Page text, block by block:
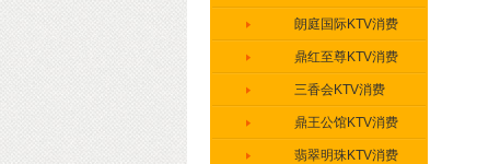
朗庭国际KTV消费
鼎红至尊KTV消费
三香会KTV消费
鼎王公馆KTV消费
翡翠明珠KTV消费